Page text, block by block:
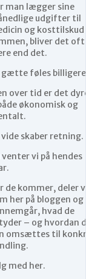
man lægger sine
udgifter til
og kosttilskud
bliver det
end det.
føles
over tid er det
økonomisk og
skaber retning.
venter vi på hendes
de kommer, deler
her på bloggen og
hvad de
– og hvordan
omsættes til
med her.